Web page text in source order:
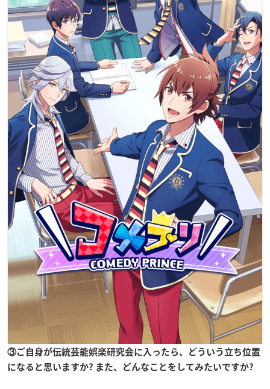
③ご自身が伝統芸能娯楽研究会に入ったら、どういう立ち位置
になると思いますか? また、どんなことをしてみたいですか?